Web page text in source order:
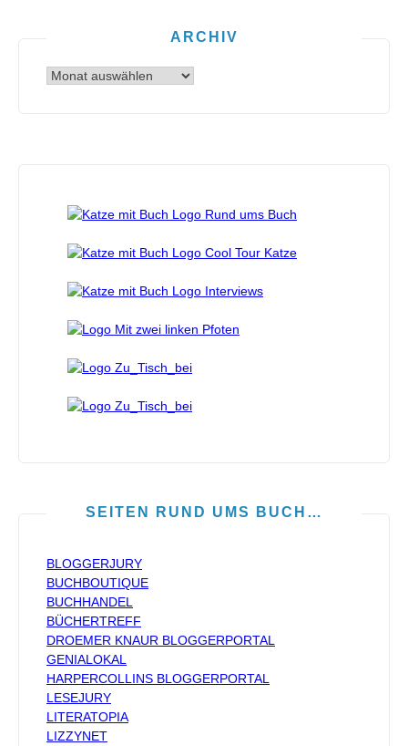
ARCHIV
Archiv
SEITEN RUND UMS BUCH…
BLOGGERJURY
BUCHBOUTIQUE
BUCHHANDEL
BÜCHERTREFF
DROEMER KNAUR BLOGGERPORTAL
GENIALOKAL
HARPERCOLLINS BLOGGERPORTAL
LESEJURY
LITERATOPIA
LIZZYNET